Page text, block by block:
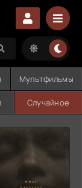
Мультфильмы
Случайное